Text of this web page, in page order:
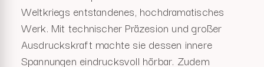
Weltkriegs entstandenes, hochdramatisches
Werk. Mit technischer Präzesion und großer
Ausdruckskraft machte sie dessen innere
Spannungen eindrucksvoll hörbar. Zudem